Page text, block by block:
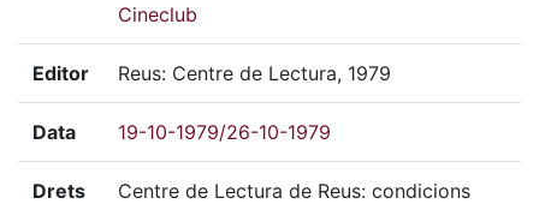
Cineclub
Editor Reus: Centre de Lectura, 1979
Data 19-10-1979/26-10-1979
Drets
Centre de Lectura de Reus: condicions